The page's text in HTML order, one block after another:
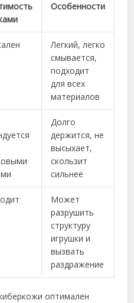
Особенности
Легкий, легко
смывается,
подходит
для всех
материалов
Долго
держится, не
высыхает,
скользит
сильнее
Может
разрушить
структуру
игрушки и
вызвать
раздражение
оптимален